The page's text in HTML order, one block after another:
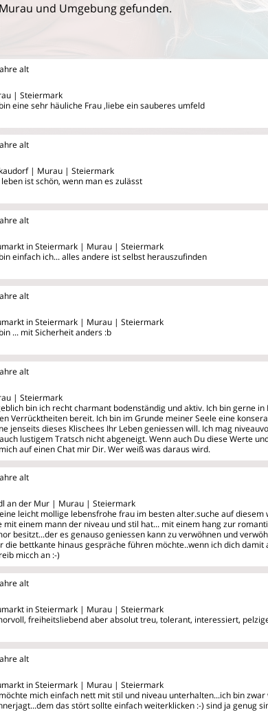
und Umgebung gefunden.
alt
| Steiermark
eine sehr häuliche Frau ,liebe ein sauberes umfeld
alt
| Murau | Steiermark
ist schön, wenn man es zulässt
alt
in Steiermark | Murau | Steiermark
einfach ich... alles andere ist selbst herauszufinden
alt
in Steiermark | Murau | Steiermark
... mit Sicherheit anders :b
alt
| Steiermark
bin ich recht charmant bodenständig und aktiv. Ich bin gerne in
Verrücktheiten bereit. Ich bin im Grunde meiner Seele eine
jenseits dieses Klischees Ihr Leben geniessen will. Ich mag
lustigem Tratsch nicht abgeneigt. Wenn auch Du diese Werte
auf einen Chat mir Dir. Wer weiß was daraus wird.
alt
an der Mur | Murau | Steiermark
leicht mollige lebensfrohe frau im besten alter.suche auf
einem mann der niveau und stil hat... mit einem hang zur
besitzt...der es genauso geniessen kann zu verwöhnen und
die bettkante hinaus gespräche führen möchte..wenn ich dich damit
micch an :-)
alt
in Steiermark | Murau | Steiermark
freiheitsliebend aber absolut treu, tolerant, interessiert,
alt
in Steiermark | Murau | Steiermark
mich einfach nett mit stil und niveau unterhalten...ich bin
das stört sollte einfach weiterklicken :-) sind ja genug